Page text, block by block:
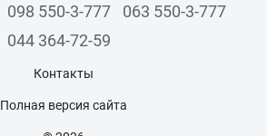
098 550-3-777
063 550-3-777
044 364-72-59
Контакты
Полная версия сайта